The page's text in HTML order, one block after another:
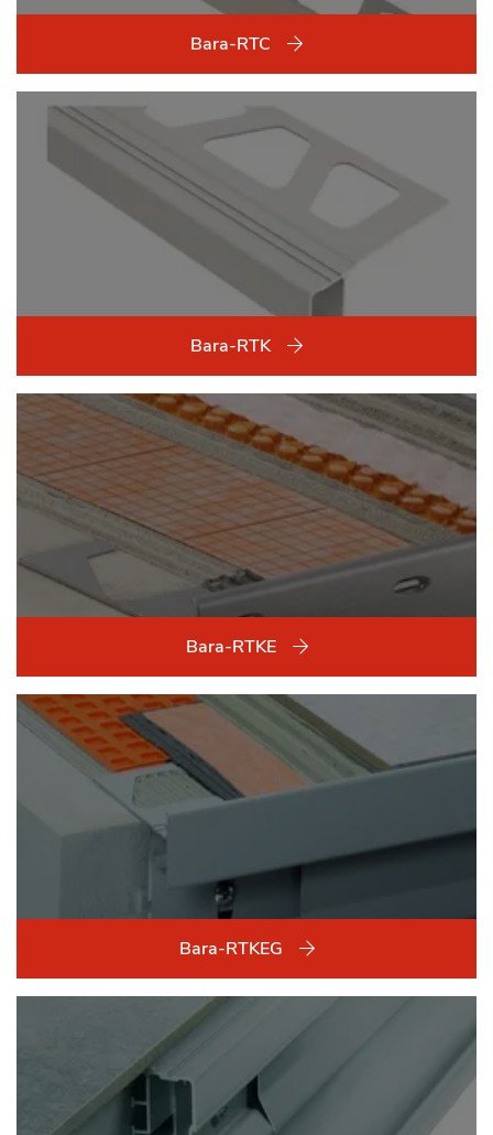
Bara-RTC
Bara-RTK
Bara-RTKE
Bara-RTKEG